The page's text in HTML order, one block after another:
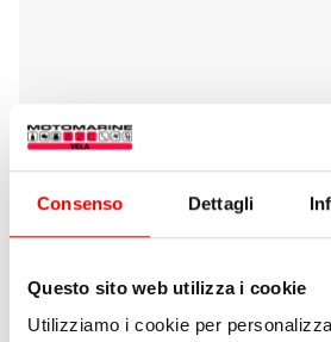
Consenso Dettagli
Questo sito web utilizza i cookie
Utilizziamo i cookie per
Scarpe Musto Dynamic Pro II Blue